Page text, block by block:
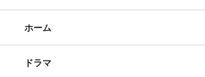
ホーム
ドラマ